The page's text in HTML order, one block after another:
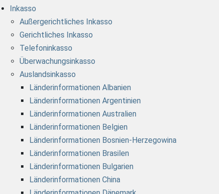
Inkasso
Außergerichtliches Inkasso
Gerichtliches Inkasso
Telefoninkasso
Überwachungsinkasso
Auslandsinkasso
Länderinformationen Albanien
Länderinformationen Argentinien
Länderinformationen Australien
Länderinformationen Belgien
Länderinformationen Bosnien-Herzegowina
Länderinformationen Brasilen
Länderinformationen Bulgarien
Länderinformationen China